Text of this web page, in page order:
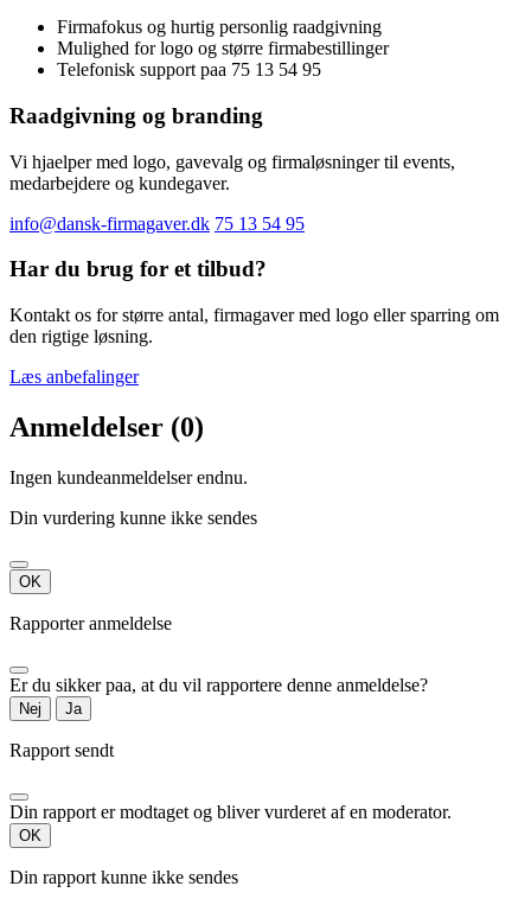
Firmafokus og hurtig personlig raadgivning
Mulighed for logo og større firmabestillinger
Telefonisk support paa 75 13 54 95
Raadgivning og branding
Vi hjaelper med logo, gavevalg og firmaløsninger til events,
medarbejdere og kundegaver.
info@dansk-firmagaver.dk 75 13 54 95
Har du brug for et tilbud?
Kontakt os for større antal, firmagaver med logo eller sparring om
den rigtige løsning.
Læs anbefalinger
Anmeldelser (0)
Ingen kundeanmeldelser endnu.
Din vurdering kunne ikke sendes
OK
Rapporter anmeldelse
Er du sikker paa, at du vil rapportere denne anmeldelse?
Nej Ja
Rapport sendt
Din rapport er modtaget og bliver vurderet af en moderator.
OK
Din rapport kunne ikke sendes